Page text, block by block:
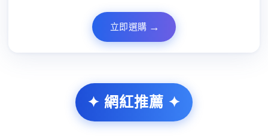
立即選購 →
✦ 網紅推薦 ✦